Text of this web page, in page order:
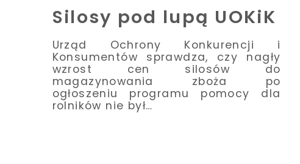
Silosy pod lupą UOKiK
Urząd Ochrony Konkurencji i
Konsumentów sprawdza, czy nagły
wzrost cen silosów do
magazynowania zboża po
ogłoszeniu programu pomocy dla
rolników nie był…